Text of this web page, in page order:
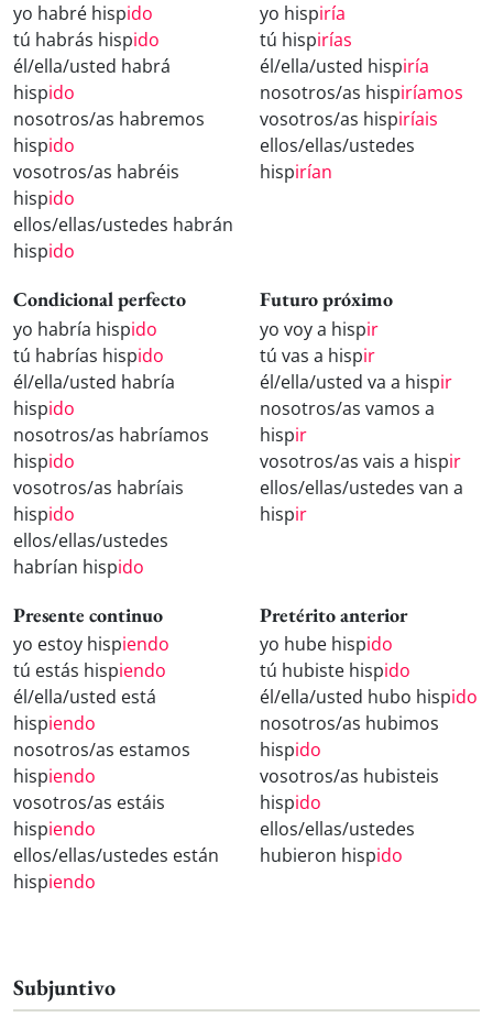
yo habré hispido
tú habrás hispido
él/ella/usted habrá
hispido
nosotros/as habremos
hispido
vosotros/as habréis
hispido
ellos/ellas/ustedes habrán
hispido
yo hispiría
tú hispirías
él/ella/usted hispiría
nosotros/as hispiríamos
vosotros/as hispiríais
ellos/ellas/ustedes
hispirían
Condicional perfecto
yo habría hispido
tú habrías hispido
él/ella/usted habría
hispido
nosotros/as habríamos
hispido
vosotros/as habríais
hispido
ellos/ellas/ustedes
habrían hispido
Futuro próximo
yo voy a hispir
tú vas a hispir
él/ella/usted va a hispir
nosotros/as vamos a
hispir
vosotros/as vais a hispir
ellos/ellas/ustedes van a
hispir
Presente continuo
yo estoy hispiendo
tú estás hispiendo
él/ella/usted está
hispiendo
nosotros/as estamos
hispiendo
vosotros/as estáis
hispiendo
ellos/ellas/ustedes están
hispiendo
Pretérito anterior
yo hube hispido
tú hubiste hispido
él/ella/usted hubo hispido
nosotros/as hubimos
hispido
vosotros/as hubisteis
hispido
ellos/ellas/ustedes
hubieron hispido
Subjuntivo